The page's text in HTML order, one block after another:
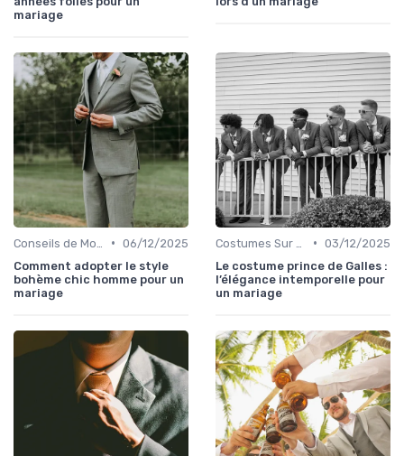
mariage
• 06/12/2025
Comment adopter le style
bohème chic homme pour un
mariage
• 03/12/2025
Le costume prince de Galles :
l’élégance intemporelle pour
un mariage